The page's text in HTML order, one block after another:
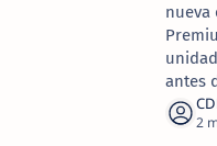
nueva
antes